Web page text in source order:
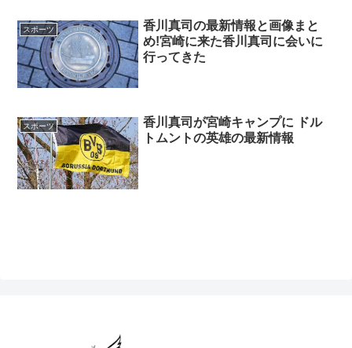
スポーツ
香川真司の最新情報と画像まと
め!宮崎に来た香川真司に会いに
行ってきた
スポーツ
香川真司が宮崎キャンプに ドル
トムントの英雄の最新情報